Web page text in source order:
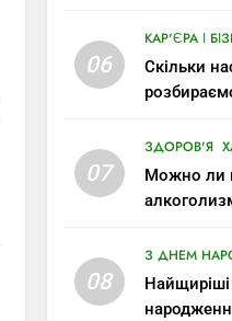
06
КАР'ЄРА І
Скільки
07
ЗДОРОВ'Я
Можно ли
08
З ДНЕМ